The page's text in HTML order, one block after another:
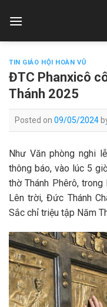
TIN GIÁO HỘI HOÀN VŨ
ĐTC Phanxicô
Thánh 2025
Posted on 09/05/2024
Như Văn phòng nghi
thông báo, vào lúc 5
thờ Thánh Phêrô,
Lên trời, Đức Thánh
Sắc chỉ triệu tập Năm